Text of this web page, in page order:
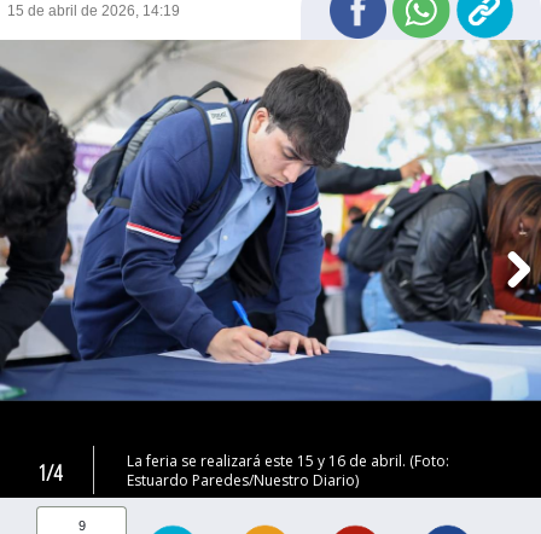
15 de abril de 2026, 14:19
1/4
La feria se realizará este 15 y 16 de abril. (Foto:
Estuardo Paredes/Nuestro Diario)
9